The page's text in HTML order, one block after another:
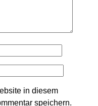
in diesem
speichern.